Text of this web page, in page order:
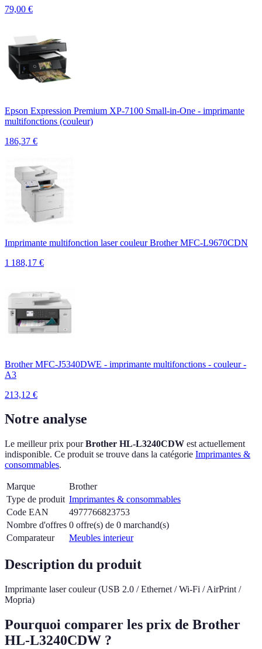
79,00 €
Epson Expression Premium XP-7100 Small-in-One - imprimante
multifonctions (couleur)
186,37 €
Imprimante multifonction laser couleur Brother MFC-L9670CDN
1 188,17 €
Brother MFC-J5340DWE - imprimante multifonctions - couleur -
A3
213,12 €
Notre analyse
Le meilleur prix pourBrother HL-L3240CDW est actuellement
indisponible. Ce produit se trouve dans la catégorie Imprimantes &
consommables.
Marque
Brother
Type de produit Imprimantes & consommables
Code EAN
4977766823753
Nombre d'offres 0 offre(s) de 0 marchand(s)
Comparateur
Meubles interieur
Description du produit
Imprimante laser couleur (USB 2.0 / Ethernet / Wi-Fi / AirPrint /
Mopria)
Pourquoi comparer les prix de Brother
HL-L3240CDW ?